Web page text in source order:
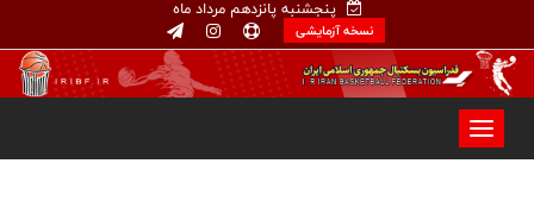
پنجشنبه پانزدهم مرداد ماه
نسخه آزمایشی